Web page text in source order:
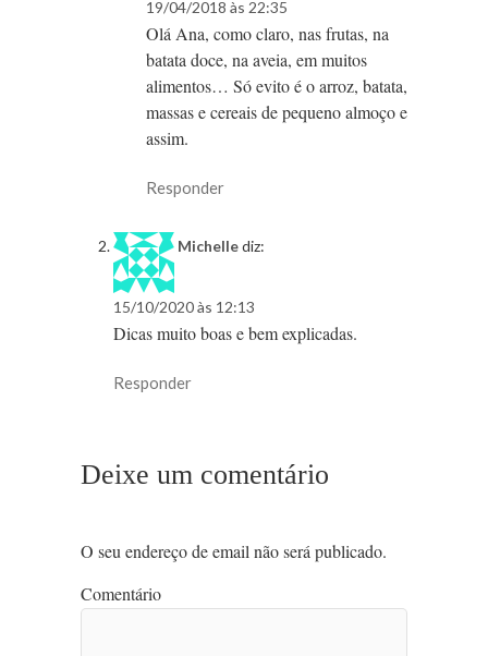
19/04/2018 às 22:35
Olá Ana, como claro, nas frutas, na
batata doce, na aveia, em muitos
alimentos… Só evito é o arroz, batata,
massas e cereais de pequeno almoço e
assim.
Responder
Michellediz:
15/10/2020 às 12:13
Dicas muito boas e bem explicadas.
Responder
Deixe um comentário
O seu endereço de email não será publicado.
Comentário